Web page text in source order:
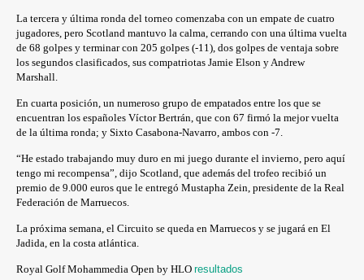
La tercera y última ronda del torneo comenzaba con un empate de cuatro
jugadores, pero Scotland mantuvo la calma, cerrando con una última vuelta
de 68 golpes y terminar con 205 golpes (-11), dos golpes de ventaja sobre
los segundos clasificados, sus compatriotas Jamie Elson y Andrew
Marshall.
En cuarta posición, un numeroso grupo de empatados entre los que se
encuentran los españoles Víctor Bertrán, que con 67 firmó la mejor vuelta
de la última ronda; y Sixto Casabona-Navarro, ambos con -7.
“He estado trabajando muy duro en mi juego durante el invierno, pero aquí
tengo mi recompensa”, dijo Scotland, que además del trofeo recibió un
premio de 9.000 euros que le entregó Mustapha Zein, presidente de la Real
Federación de Marruecos.
La próxima semana, el Circuito se queda en Marruecos y se jugará en El
Jadida, en la costa atlántica.
Royal Golf Mohammedia Open by HLO resultados